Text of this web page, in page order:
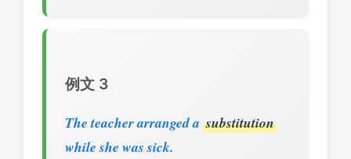
例文 3
The teacher arranged a substitution
while she was sick.